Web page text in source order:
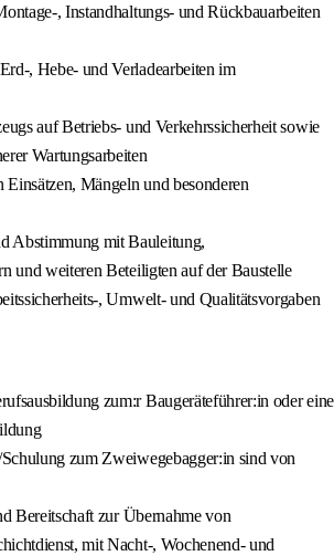
, Instandhaltungs- und Rückbauarbeiten
, Hebe- und Verladearbeiten im
auf Betriebs- und Verkehrssicherheit sowie
Wartungsarbeiten
Mängeln und besonderen
Abstimmung mit Bauleitung,
und weiteren Beteiligten auf der Baustelle
, Umwelt- und Qualitätsvorgaben
zum:r Baugeräteführer:in oder eine
zum Zweiwegebagger:in sind von
Bereitschaft zur Übernahme von
mit Nacht-, Wochenend- und